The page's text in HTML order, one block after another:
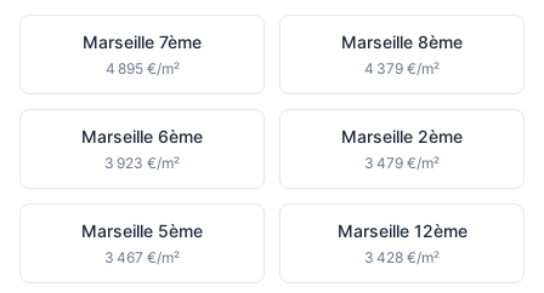
Marseille 7ème
4 895 €/m²
Marseille 8ème
4 379 €/m²
Marseille 6ème
3 923 €/m²
Marseille 2ème
3 479 €/m²
Marseille 5ème
3 467 €/m²
Marseille 12ème
3 428 €/m²